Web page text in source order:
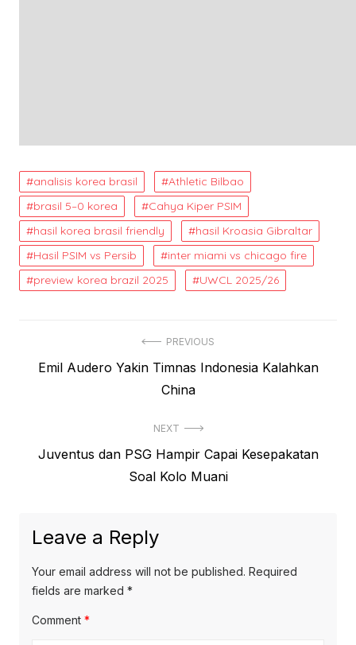
analisis korea brasil
Athletic Bilbao
brasil 5–0 korea
Cahya Kiper PSIM
hasil korea brasil friendly
hasil Kroasia Gibraltar
Hasil PSIM vs Persib
inter miami vs chicago fire
preview korea brazil 2025
UWCL 2025/26
navigation
PREVIOUS
Previous
Emil Audero Yakin Timnas Indonesia Kalahkan
China
NEXT
Next
Juventus dan PSG Hampir Capai Kesepakatan
Soal Kolo Muani
Leave a Reply
Your email address will not be published. Required
fields are marked *
Comment *